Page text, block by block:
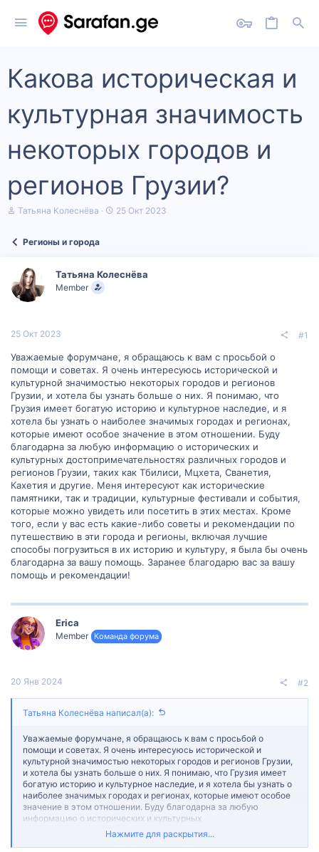
Какова историческая и
культурная значимость
некоторых городов и
регионов Грузии?
А
е
м
ы
Татьяна Колеснёва
Д
ч
25 Окт 2023
Регионы и города
Татьяна Колеснёва
Member
25 Окт 2023 #1
Уважаемые форумчане, я обращаюсь к вам с просьбой о
помощи и советах. Я очень интересуюсь исторической и
культурной значимостью некоторых городов и регионов
Грузии, и хотела бы узнать больше о них. Я понимаю, что
Грузия имеет богатую историю и культурное наследие, и я
хотела бы узнать о наиболее значимых городах и регионах,
которые имеют особое значение в этом отношении. Буду
благодарна за любую информацию о исторических и
культурных достопримечательностях различных городов и
регионов Грузии, таких как Тбилиси, Мцхета, Сванетия,
Кахетия и другие. Меня интересуют как исторические
памятники, так и традиции, культурные фестивали и события,
которые можно увидеть или посетить в этих местах. Кроме
того, если у вас есть какие-либо советы и рекомендации по
путешествию в эти города и регионы, включая лучшие
способы погрузиться в их историю и культуру, я была бы очень
благодарна за вашу помощь. Заранее благодарю вас за вашу
помощь и рекомендации!
Erica
Member Команда форума
20 Янв 2024 #2
Татьяна Колеснёва написал(а):
Уважаемые форумчане, я обращаюсь к вам с просьбой о
помощи и советах. Я очень интересуюсь исторической и
культурной значимостью некоторых городов и регионов Грузии,
и хотела бы узнать больше о них. Я понимаю, что Грузия имеет
богатую историю и культурное наследие, и я хотела бы узнать о
наиболее значимых городах и регионах, которые имеют особое
значение в этом отношении. Буду благодарна за любую
информацию о исторических и культурных
достопримечательностях различных городов и регионов Грузии,
таких как Тбилиси, Мцхета, Сванетия, Кахетия и другие. Меня
Нажмите для раскрытия...